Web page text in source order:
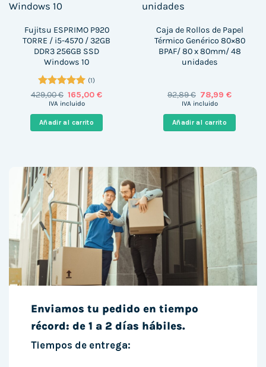
Fujitsu ESPRIMO P920
TORRE / i5-4570 / 32GB
DDR3 256GB SSD
Windows 10
Valorado
con5de 5
(1)
429,00€ El
precio
era:
429,00 €.
165,00€El
es:
165,00 €.
IVA incluido
Añadir al carrito
Caja de Rollos de Papel
Térmico Genérico 80×80
BPAF/ 80 x 80mm/ 48
unidades
92,89€ El
precio
era:
92,89 €.
78,99€El
es:
78,99 €.
IVA incluido
Añadir al carrito
Enviamos tu pedido en tiempo
récord: de 1 a 2 días hábiles.
Tiempos de entrega: